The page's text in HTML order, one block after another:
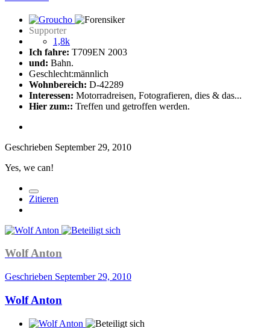
Supporter
1,8k
Ich fahre: T709EN 2003
und: Bahn.
Geschlecht:männlich
Wohnbereich: D-42289
Interessen: Motorradreisen, Fotografieren, dies & das...
Hier zum:: Treffen und getroffen werden.
Geschrieben September 29, 2010
Yes, we can!
Zitieren
Wolf Anton
Geschrieben September 29, 2010
Wolf Anton